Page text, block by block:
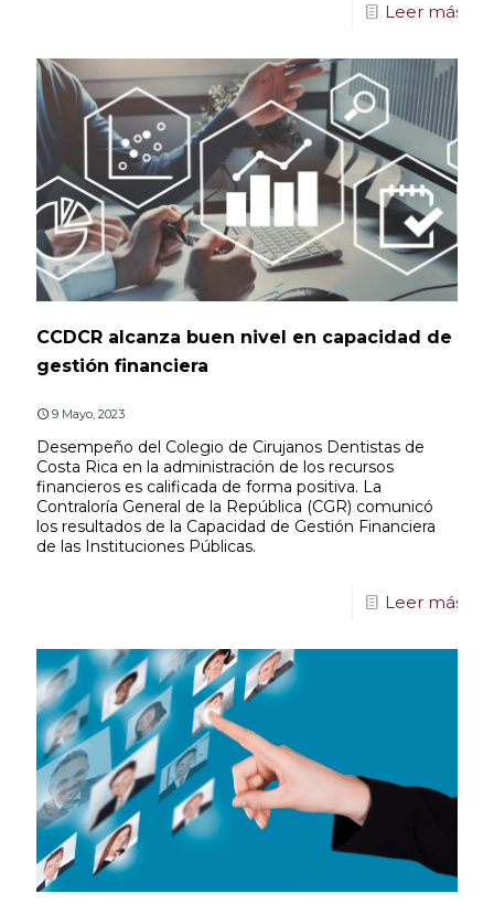
Leer más
CCDCR alcanza buen nivel en capacidad de
gestión financiera
9 Mayo, 2023
Desempeño del Colegio de Cirujanos Dentistas de
Costa Rica en la administración de los recursos
financieros es calificada de forma positiva. La
Contraloría General de la República (CGR) comunicó
los resultados de la Capacidad de Gestión Financiera
de las Instituciones Públicas.
Leer más